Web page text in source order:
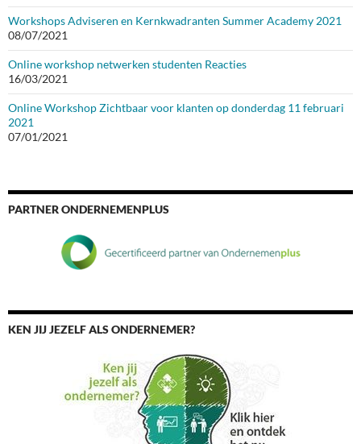
Workshops Adviseren en Kernkwadranten Summer Academy 2021
08/07/2021
Online workshop netwerken studenten Reacties
16/03/2021
Online Workshop Zichtbaar voor klanten op donderdag 11 februari
2021
07/01/2021
PARTNER ONDERNEMENPLUS
KEN JIJ JEZELF ALS ONDERNEMER?